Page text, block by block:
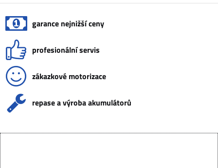
garance nejnižší ceny
profesionální servis
zákazkové motorizace
repase a výroba akumulátorů